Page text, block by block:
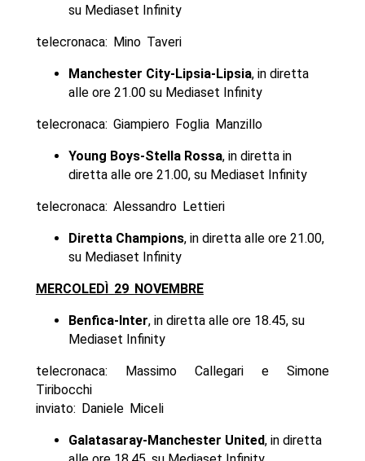
su Mediaset Infinity
telecronaca: Mino Taveri
Manchester City-Lipsia-Lipsia, in diretta
alle ore 21.00 su Mediaset Infinity
telecronaca: Giampiero Foglia Manzillo
Young Boys-Stella Rossa, in diretta in
diretta alle ore 21.00, su Mediaset Infinity
telecronaca: Alessandro Lettieri
Diretta Champions, in diretta alle ore 21.00,
su Mediaset Infinity
MERCOLEDÌ 29 NOVEMBRE
Benfica-Inter, in diretta alle ore 18.45, su
Mediaset Infinity
telecronaca: Massimo Callegari e Simone
Tiribocchi
inviato: Daniele Miceli
Galatasaray-Manchester United, in diretta